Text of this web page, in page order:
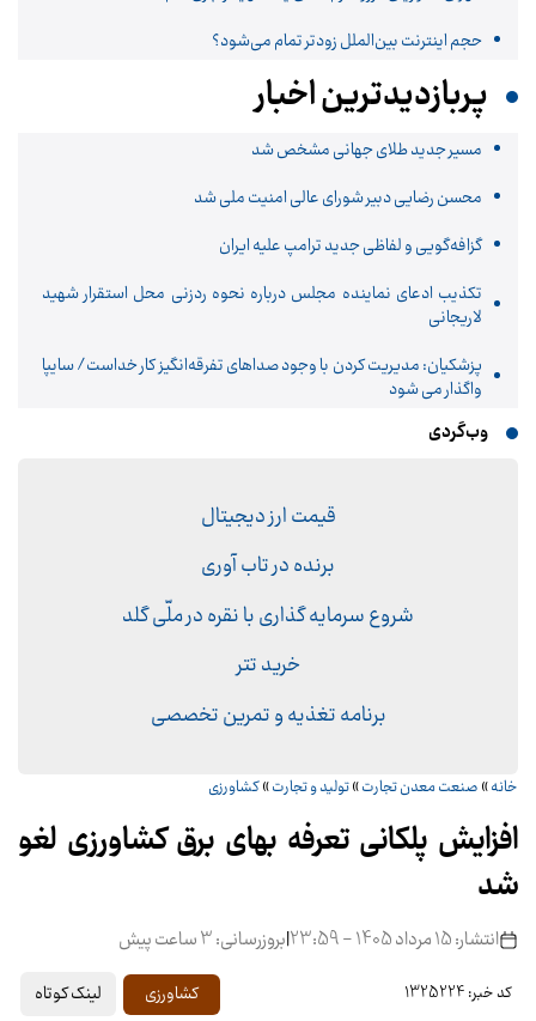
حجم اینترنت بین‌الملل زودتر تمام می‌شود؟
پربازدیدترین اخبار
مسیر جدید طلای جهانی مشخص شد
محسن رضایی دبیر شورای عالی امنیت ملی شد
گزافه‌گویی و لفاظی جدید ترامپ علیه ایران
تکذیب ادعای نماینده مجلس درباره نحوه ردزنی محل استقرار شهید
لاریجانی
پزشکیان: مدیریت کردن با وجود صداهای تفرقه‌انگیز کار خداست/ سایپا
واگذار می شود
وب‌گردی
قیمت ارز دیجیتال
برنده در تاب آوری
شروع سرمایه گذاری با نقره در ملّی گلد
خرید تتر
برنامه تغذیه و تمرین تخصصی